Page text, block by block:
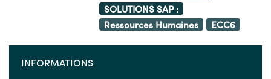
SOLUTIONS SAP :
Ressources Humaines
ECC6
INFORMATIONS